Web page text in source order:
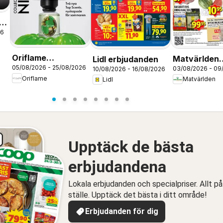
Oriflame
erbjudanden 11/26
05/08/2026 - 25/08/2026
Oriflame
Lidl erbjudanden
10/08/2026 - 16/08/2026
Lidl
Matvärlden
erbjudanden
03/08/2026 -
Matvärlden
Upptäck de bästa
erbjudandena
Lokala erbjudanden och specialpriser. Allt
ställe. Upptäck det bästa i ditt område!
Erbjudanden för dig